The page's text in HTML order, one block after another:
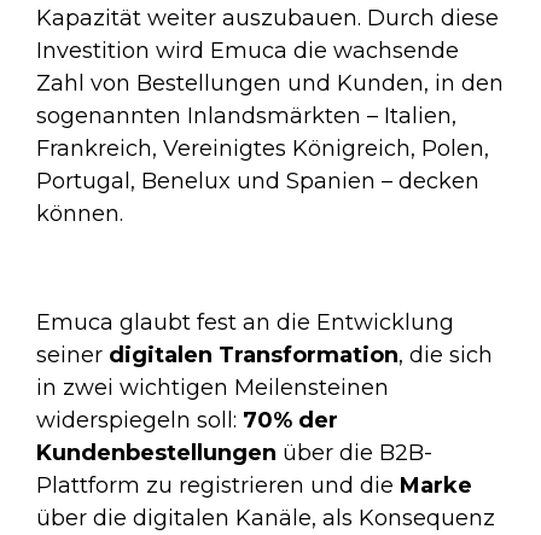
Kapazität weiter auszubauen. Durch diese
Investition wird Emuca die wachsende
Zahl von Bestellungen und Kunden, in den
sogenannten Inlandsmärkten – Italien,
Frankreich, Vereinigtes Königreich, Polen,
Portugal, Benelux und Spanien – decken
können.
Emuca glaubt fest an die Entwicklung
seiner digitalen Transformation, die sich
in zwei wichtigen Meilensteinen
widerspiegeln soll: 70% der
Kundenbestellungen über die B2B-
Plattform zu registrieren und die Marke
über die digitalen Kanäle, als Konsequenz